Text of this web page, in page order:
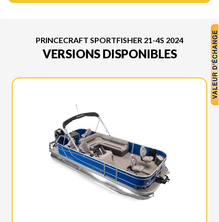
PRINCECRAFT SPORTFISHER 21-4S 2024
VERSIONS DISPONIBLES